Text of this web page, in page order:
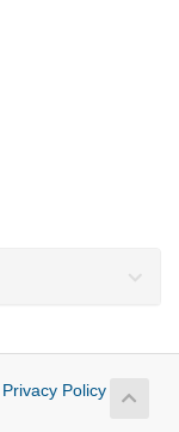
Privacy Policy